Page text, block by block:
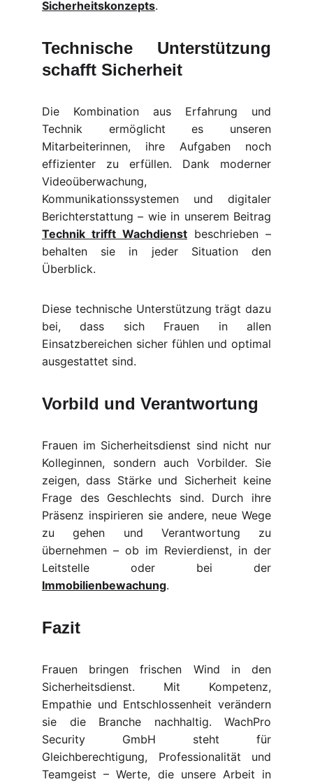
Sicherheitskonzepts.
Technische Unterstützung
schafft Sicherheit
Die Kombination aus Erfahrung und
Technik ermöglicht es unseren
Mitarbeiterinnen, ihre Aufgaben noch
effizienter zu erfüllen. Dank moderner
Videoüberwachung,
Kommunikationssystemen und digitaler
Berichterstattung – wie in unserem Beitrag
Technik trifft Wachdienst beschrieben –
behalten sie in jeder Situation den
Überblick.
Diese technische Unterstützung trägt dazu
bei, dass sich Frauen in allen
Einsatzbereichen sicher fühlen und optimal
ausgestattet sind.
Vorbild und Verantwortung
Frauen im Sicherheitsdienst sind nicht nur
Kolleginnen, sondern auch Vorbilder. Sie
zeigen, dass Stärke und Sicherheit keine
Frage des Geschlechts sind. Durch ihre
Präsenz inspirieren sie andere, neue Wege
zu gehen und Verantwortung zu
übernehmen – ob im Revierdienst, in der
Leitstelle oder bei der
Immobilienbewachung.
Fazit
Frauen bringen frischen Wind in den
Sicherheitsdienst. Mit Kompetenz,
Empathie und Entschlossenheit verändern
sie die Branche nachhaltig. WachPro
Security GmbH steht für
Gleichberechtigung, Professionalität und
Teamgeist – Werte, die unsere Arbeit in